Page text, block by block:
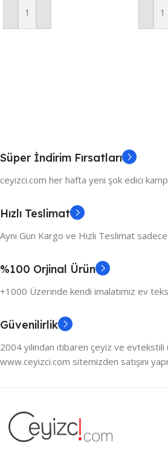
Sepete Ekle
Süper İndirim Fırsatları
ceyizci.com her hafta yeni şok edici
Hızlı Teslimat
Aynı Gün Kargo ve Hızlı Teslimat
%100 Orjinal Ürün
+1000 Üzerinde kendi imalatımız ev
Güvenilirlik
2004 yılından itibaren çeyiz ve evtekstili
www.ceyizci.com sitemizden satışını